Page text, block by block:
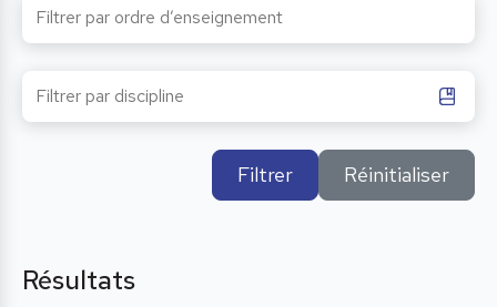
Filtrer Réinitialiser
Résultats